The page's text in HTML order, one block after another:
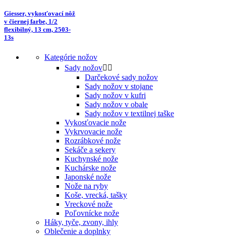
Giesser, vykosťovací nôž
v čiernej farbe, 1/2
flexibilný, 13 cm, 2503-
13s
Kategórie nožov
Sady nožov 
Darčekové sady nožov
Sady nožov v stojane
Sady nožov v kufri
Sady nožov v obale
Sady nožov v textilnej taške
Vykosťovacie nože
Vykrvovacie nože
Rozrábkové nože
Sekáče a sekery
Kuchynské nože
Kuchárske nože
Japonské nože
Nože na ryby
Koše, vrecká, tašky
Vreckové nože
Poľovnícke nože
Háky, tyče, zvony, ihly
Oblečenie a doplnky